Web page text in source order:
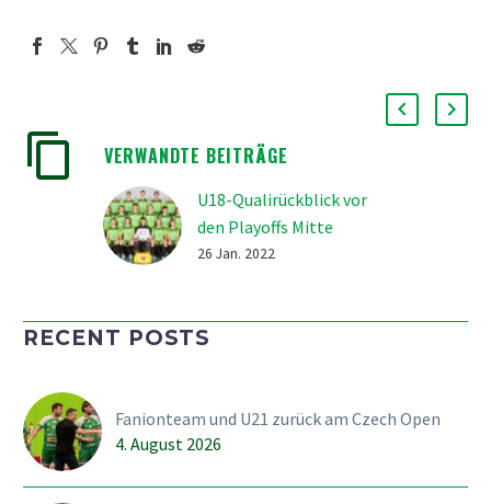
VERWANDTE BEITRÄGE
U18-Qualirückblick vor
den Playoffs Mitte
Februar
reichlicher
Qualifikation letztlich
auf dem fünften
26 Jan. 2022
RECENT POSTS
Fanionteam und U21 zurück am Czech Open
4. August 2026